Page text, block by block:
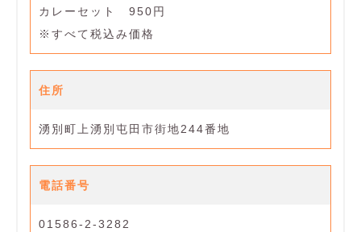
カレーセット 950円
※すべて税込み価格
住所
湧別町上湧別屯田市街地244番地
電話番号
01586-2-3282